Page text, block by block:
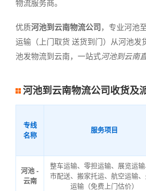
物流服务商。
优质河池到云南物流公司 ，专业河池
运输（上门取货 送货到门）从河池发
池发物流到云南，一站式河池到云南
河池到云南物流公司收货及
专线
名称
服务项目
河池 -
云南
整车运输、零担运输、展览运
市配送、搬家托运、航空运输
运输（免费上门估价）